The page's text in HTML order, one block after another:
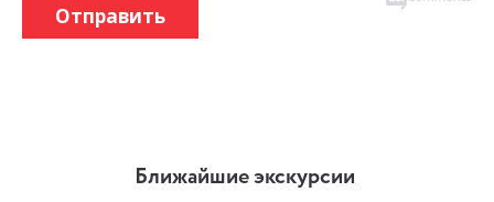
Отправить
Ближайшие экскурсии